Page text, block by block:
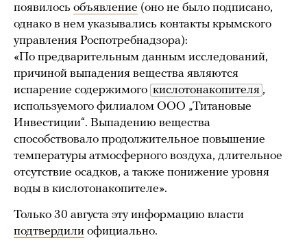
появилось объявление (оно не было подписано,
однако в нем указывались контакты крымского
управления Роспотребнадзора):
«По предварительным данным исследований,
причиной выпадения вещества являются
испарение содержимого кислотонакопителя ,
используемого филиалом ООО „Титановые
Инвестиции“. Выпадению вещества
способствовало продолжительное повышение
температуры атмосферного воздуха, длительное
отсутствие осадков, а также понижение уровня
воды в кислотонакопителе».
Только 30 августа эту информацию власти
подтвердили официально.